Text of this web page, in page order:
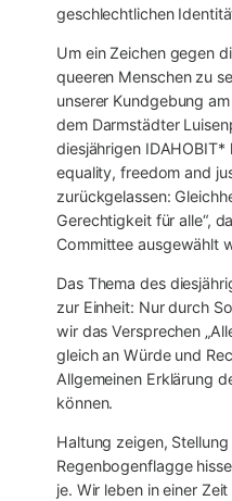
geschlechtlichen
Um ein Zeichen gegen
queeren Menschen zu
unserer Kundgebung
dem Darmstädter
diesjährigen
equality, freedom and
zurückgelassen:
Gerechtigkeit für alle“,
Committee ausgewählt
Das Thema des
zur Einheit: Nur durch
wir das Versprechen
gleich an Würde und
Allgemeinen Erklärung
können.
Haltung zeigen,
Regenbogenflagge
je. Wir leben in einer